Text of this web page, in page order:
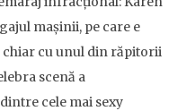
mașinii, pe care e
chiar cu unul din răpitorii
scenă a
cele mai sexy